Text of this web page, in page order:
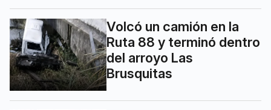
Volcó un camión en la
Ruta 88 y terminó dentro
del arroyo Las
Brusquitas